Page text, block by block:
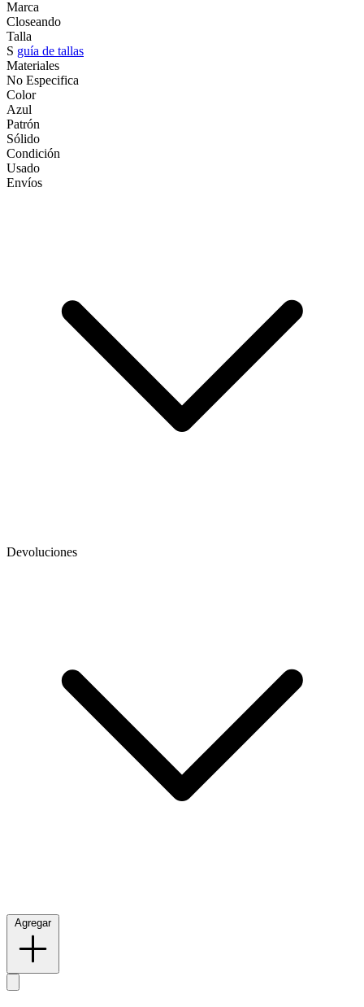
Marca
Closeando
Talla
S guía de tallas
Materiales
No Especifica
Color
Azul
Patrón
Sólido
Condición
Usado
Envíos
Devoluciones
Agregar